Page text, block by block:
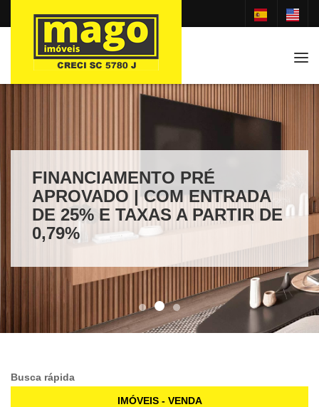
FINANCIAMENTO PRÉ
APROVADO | COM ENTRADA
DE 25% E TAXAS A PARTIR DE
0,79%
Busca rápida
IMÓVEIS - VENDA